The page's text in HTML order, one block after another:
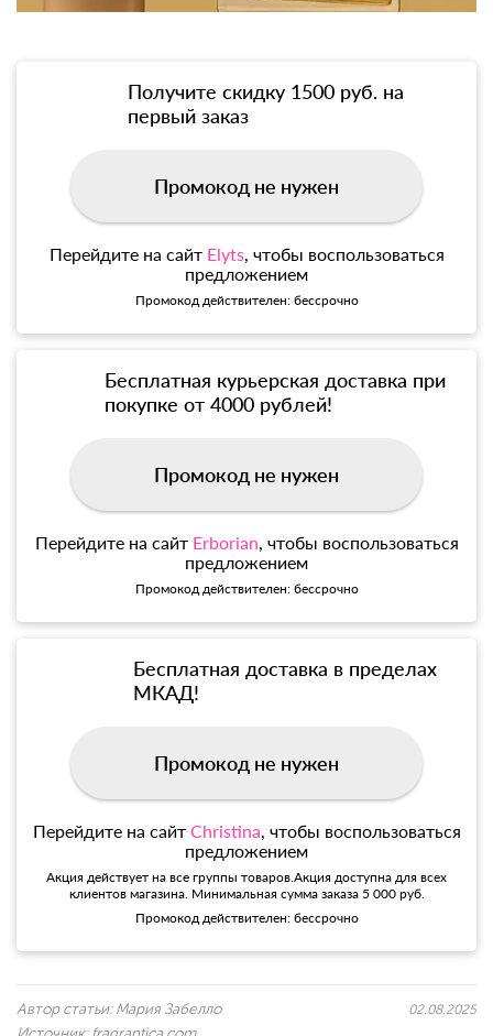
Получите скидку 1500 руб. на
первый заказ
Промокод не нужен
Перейдите на сайт Elyts, чтобы воспользоваться
предложением
Промокод действителен: бессрочно
Бесплатная курьерская доставка при
покупке от 4000 рублей!
Промокод не нужен
Перейдите на сайт Erborian, чтобы воспользоваться
предложением
Промокод действителен: бессрочно
Бесплатная доставка в пределах
МКАД!
Промокод не нужен
Перейдите на сайт Christina, чтобы воспользоваться
предложением
Акция действует на все группы товаров.Акция доступна для всех
клиентов магазина. Минимальная сумма заказа 5 000 руб.
Промокод действителен: бессрочно
Автор статьи: Мария Забелло
02.08.2025